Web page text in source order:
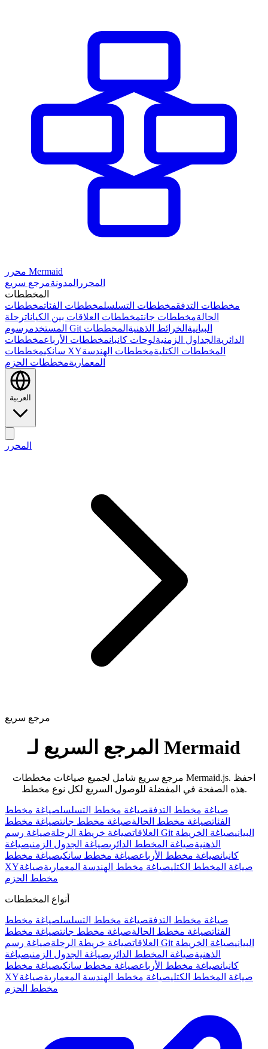
محرر Mermaid
المحرر المدونةمرجع سريع
المخططات
مخططات التدفقمخططات التسلسلمخططات الفئاتمخططات
الحالةمخططات جانتمخططات العلاقات بين الكياناترحلة
المستخدم
رسوم Git البيانية الخرائط الذهنية المخططات
الدائرية الجداول الزمنيةلوحات كانبانمخططات الأرباعمخططات
سانكي مخططات XY المخططات الكتليةمخططات الهندسة
المعماريةمخططات الحزم
العربية
المحرر
مرجع سريع
المرجع السريع لـ Mermaid
مرجع سريع شامل لجميع صياغات مخططات Mermaid.js. احفظ
هذه الصفحة في المفضلة للوصول السريع لكل نوع مخطط.
صياغة مخطط التدفقصياغة مخطط التسلسلصياغة مخطط
الفئاتصياغة مخطط الحالةصياغة مخطط جانتصياغة مخطط
العلاقاتصياغة خريطة الرحلة صياغة رسم Git البيانيصياغة الخريطة
الذهنيةصياغة المخطط الدائريصياغة الجدول الزمنيصياغة
كانبانصياغة مخطط الأرباعصياغة مخطط سانكيصياغة مخطط
XY
صياغة المخطط الكتليصياغة مخطط الهندسة المعماريةصياغة
مخطط الحزم
أنواع المخططات
صياغة مخطط التدفقصياغة مخطط التسلسلصياغة مخطط
الفئاتصياغة مخطط الحالةصياغة مخطط جانتصياغة مخطط
العلاقاتصياغة خريطة الرحلة صياغة رسم Git البيانيصياغة الخريطة
الذهنيةصياغة المخطط الدائريصياغة الجدول الزمنيصياغة
كانبانصياغة مخطط الأرباعصياغة مخطط سانكيصياغة مخطط
XY
صياغة المخطط الكتليصياغة مخطط الهندسة المعماريةصياغة
مخطط الحزم